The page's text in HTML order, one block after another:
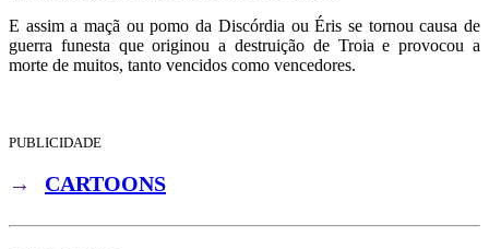
E assim a maçã ou pomo da Discórdia ou Éris se tornou causa de
guerra funesta que originou a destruição de Troia e provocou a
morte de muitos, tanto vencidos como vencedores.
PUBLICIDADE
→ CARTOONS